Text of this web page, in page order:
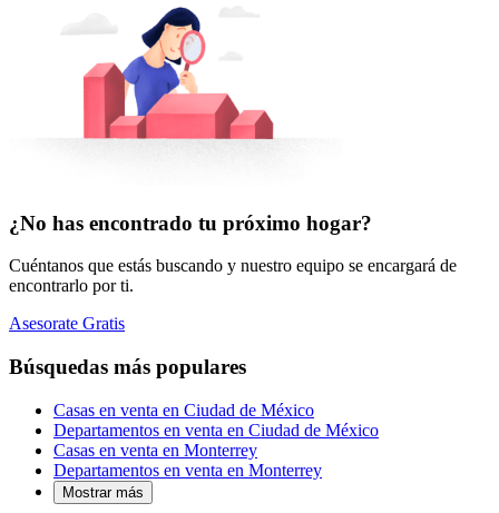
¿No has encontrado tu próximo hogar?
Cuéntanos que estás buscando y nuestro equipo se encargará de
encontrarlo por ti.
Asesorate Gratis
Búsquedas más populares
Casas en venta en Ciudad de México
Departamentos en venta en Ciudad de México
Casas en venta en Monterrey
Departamentos en venta en Monterrey
Mostrar más